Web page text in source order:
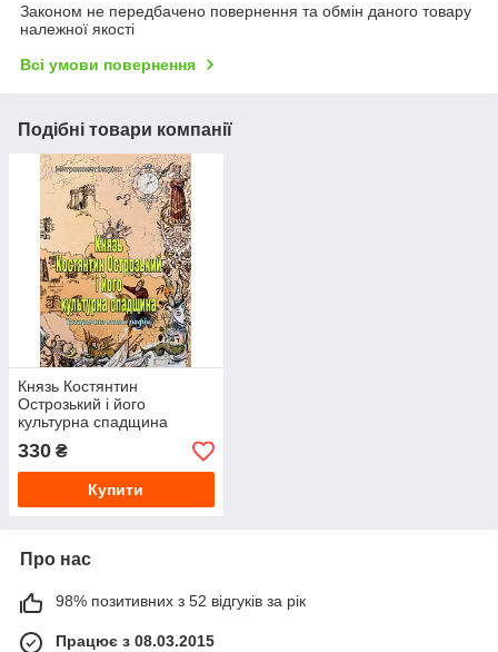
Законом не передбачено повернення та обмін даного товару
належної якості
Всі умови повернення
Подібні товари компанії
Князь Костянтин
Острозький і його
культурна спадщина
330 ₴
Купити
Про нас
98% позитивних з 52 відгуків за рік
Працює з 08.03.2015